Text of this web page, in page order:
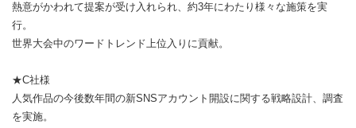
熱意がかわれて提案が受け入れられ、約3年にわたり様々な施策を実
行。
世界大会中のワードトレンド上位入りに貢献。
★C社様
人気作品の今後数年間の新SNSアカウント開設に関する戦略設計、調査
を実施。